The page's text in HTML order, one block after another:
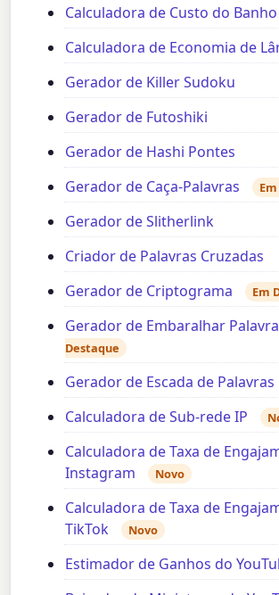
Calculadora de Custo do Banho
Calculadora de Economia de
Gerador de Killer Sudoku
Gerador de Futoshiki
Gerador de Hashi Pontes
Gerador de Caça-Palavras
Gerador de Slitherlink
Criador de Palavras Cruzadas
Gerador de Criptograma
Em
Gerador de Embaralhar
Destaque
Gerador de Escada de Palavras
Calculadora de Sub-rede IP
Calculadora de Taxa de
Instagram
Novo
Calculadora de Taxa de
TikTok
Novo
Estimador de Ganhos do